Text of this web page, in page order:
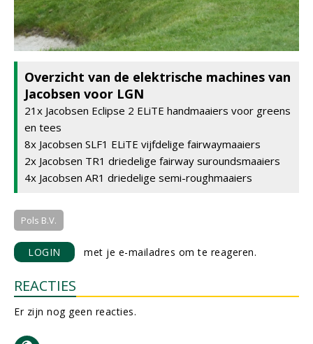
Overzicht van de elektrische machines van
Jacobsen voor LGN
21x Jacobsen Eclipse 2 ELiTE handmaaiers voor greens
en tees
8x Jacobsen SLF1 ELiTE vijfdelige fairwaymaaiers
2x Jacobsen TR1 driedelige fairway suroundsmaaiers
4x Jacobsen AR1 driedelige semi-roughmaaiers
Pols B.V.
LOGIN met je e-mailadres om te reageren.
REACTIES
Er zijn nog geen reacties.